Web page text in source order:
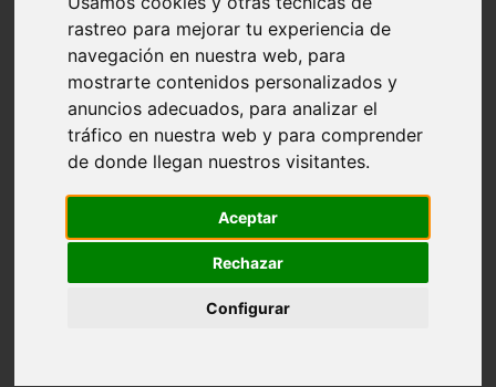
rastreo para mejorar tu experiencia de
navegación en nuestra web, para
mostrarte contenidos personalizados y
anuncios adecuados, para analizar el
tráfico en nuestra web y para comprender
de donde llegan nuestros visitantes.
Aceptar
Rechazar
Configurar
Madrid - pozuelo-de-alarcón
Teruel - sarrión
Cádiz - algodonales
Illes-balears - inca
Madrid - madrid
Málaga - torremolinos
Asturias - oviedo
Cádiz - el-puerto-de-santa-maría
Toledo - illescas
Málaga - marbella
Barcelona - barcelona